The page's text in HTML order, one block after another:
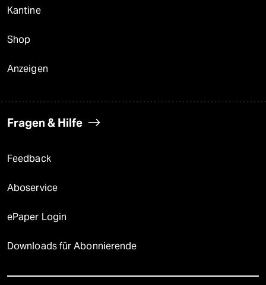
Kantine
Shop
Anzeigen
Fragen & Hilfe
Feedback
Aboservice
ePaper Login
Downloads für Abonnierende